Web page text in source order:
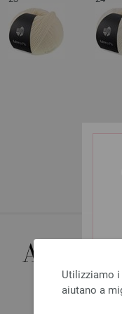
Utilizziamo
aiutano a
ALTRI